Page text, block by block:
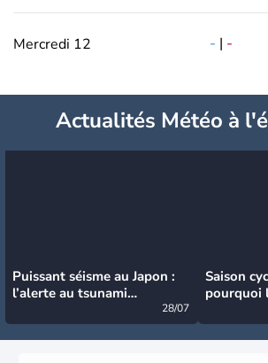
Mercredi 12 - | -
Actualités Météo à
Puissant séisme au Japon :
l’alerte au tsunami
28/07
Saison
pourquoi